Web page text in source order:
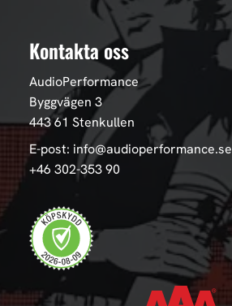
Kontakta oss
AudioPerformance
Byggvägen 3
443 61 Stenkullen
E-post: info@audioperformance.se
+46 302-353 90